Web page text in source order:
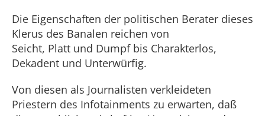
Die Eigenschaften der politischen Berater dieses
Klerus des Banalen reichen von
Seicht, Platt und Dumpf bis Charakterlos,
Dekadent und Unterwürfig.
Von diesen als Journalisten verkleideten
Priestern des Infotainments zu erwarten, daß